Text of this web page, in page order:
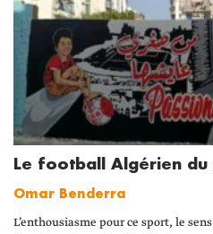
Le football Algérien du
Omar Benderra
L’enthousiasme pour ce sport, le